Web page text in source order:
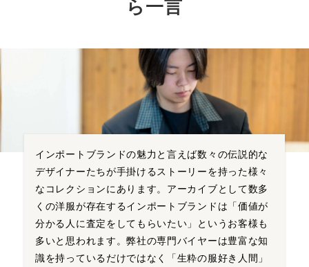
ら一言
インポートブランドの魅力と言えば数々の伝説的な
デザイナーたちが手掛けるストーリーを持った様々
なコレクションにあります。アーカイブとして数多
くの洋服が存在するインポートブランドは「価値が
分かる人に査定をしてもらいたい」というお客様も
多いと思われます。弊社の専門バイヤーは豊富な知
識を持っているだけではなく「生粋の服好き人間」